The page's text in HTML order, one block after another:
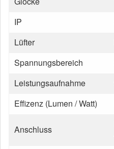
IP
Lüfter
Spannungsbereich
Leistungsaufnahme
Effizenz (Lumen / Watt)
Anschluss